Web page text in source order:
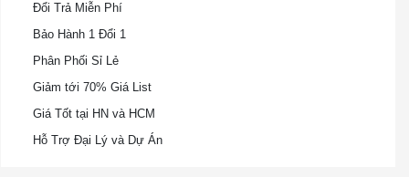
Đổi Trả Miễn Phí
Bảo Hành 1 Đổi 1
Phân Phối Sỉ Lẻ
Giảm tới 70% Giá List
Giá Tốt tại HN và HCM
Hỗ Trợ Đại Lý và Dự Án